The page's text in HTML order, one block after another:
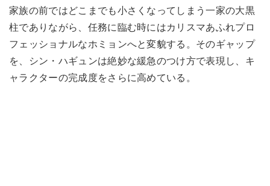
家族の前ではどこまでも小さくなってしまう一家の大黒
柱でありながら、任務に臨む時にはカリスマあふれプロ
フェッショナルなホミョンへと変貌する。そのギャップ
を、シン・ハギュンは絶妙な緩急のつけ方で表現し、キ
ャラクターの完成度をさらに高めている。